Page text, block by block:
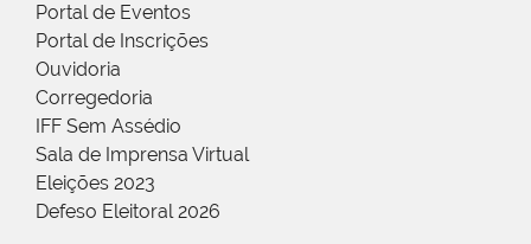
Portal de Eventos
Portal de Inscrições
Ouvidoria
Corregedoria
IFF Sem Assédio
Sala de Imprensa Virtual
Eleições 2023
Defeso Eleitoral 2026